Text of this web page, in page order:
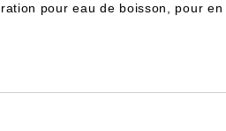
pour eau de boisson, pour